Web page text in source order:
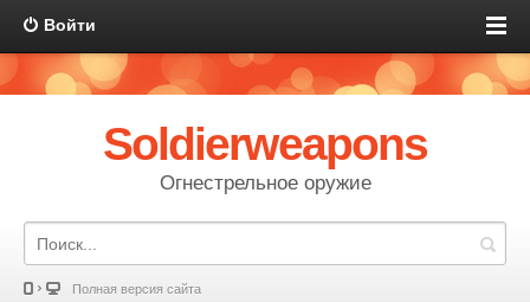
Войти
Soldierweapons
Огнестрельное оружие
Полная версия сайта